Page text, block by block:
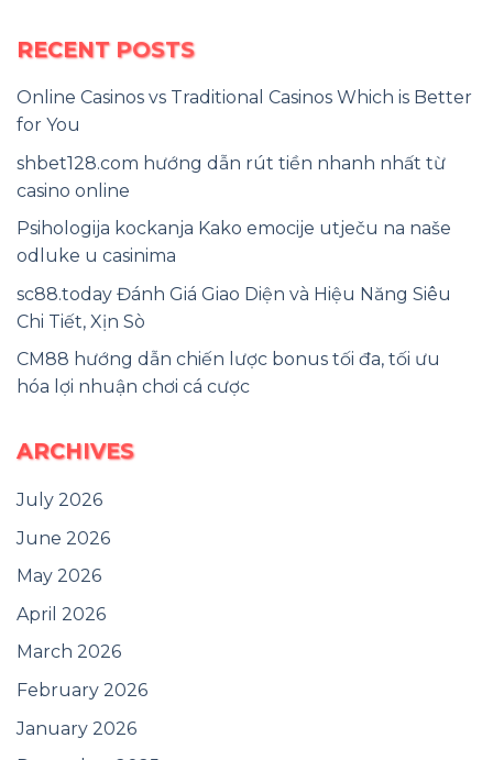
RECENT POSTS
Online Casinos vs Traditional Casinos Which is Better
for You
shbet128.com hướng dẫn rút tiền nhanh nhất từ
casino online
Psihologija kockanja Kako emocije utječu na naše
odluke u casinima
sc88.today Đánh Giá Giao Diện và Hiệu Năng Siêu
Chi Tiết, Xịn Sò
CM88 hướng dẫn chiến lược bonus tối đa, tối ưu
hóa lợi nhuận chơi cá cược
ARCHIVES
July 2026
June 2026
May 2026
April 2026
March 2026
February 2026
January 2026